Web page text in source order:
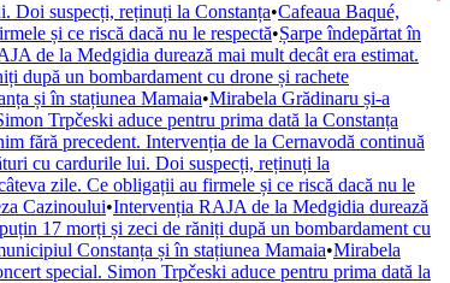
Doi suspecți, reținuți la Constanța•Cafeaua Baqué,
și ce riscă dacă nu le respectă•Șarpe îndepărtat în
de la Medgidia durează mai mult decât era estimat.
după un bombardament cu drone și rachete
și în stațiunea Mamaia•Mirabela Grădinaru și-a
Trpčeski aduce pentru prima dată la Constanța
fără precedent. Intervenția de la Cernavodă continuă
cu cardurile lui. Doi suspecți, reținuți la
zile. Ce obligații au firmele și ce riscă dacă nu le
Cazinoului•Intervenția RAJA de la Medgidia durează
17 morți și zeci de răniți după un bombardament cu
Constanța și în stațiunea Mamaia•Mirabela
special. Simon Trpčeski aduce pentru prima dată la